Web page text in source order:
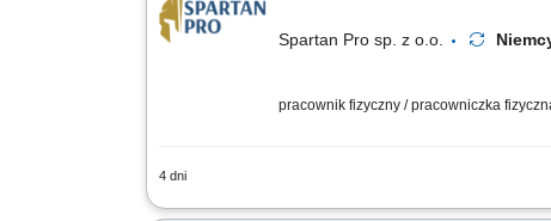
Spartan Pro sp. z o.o.
pracownik fizyczny / pracowniczka
4 dni
Opis stanowiska Instalowanie